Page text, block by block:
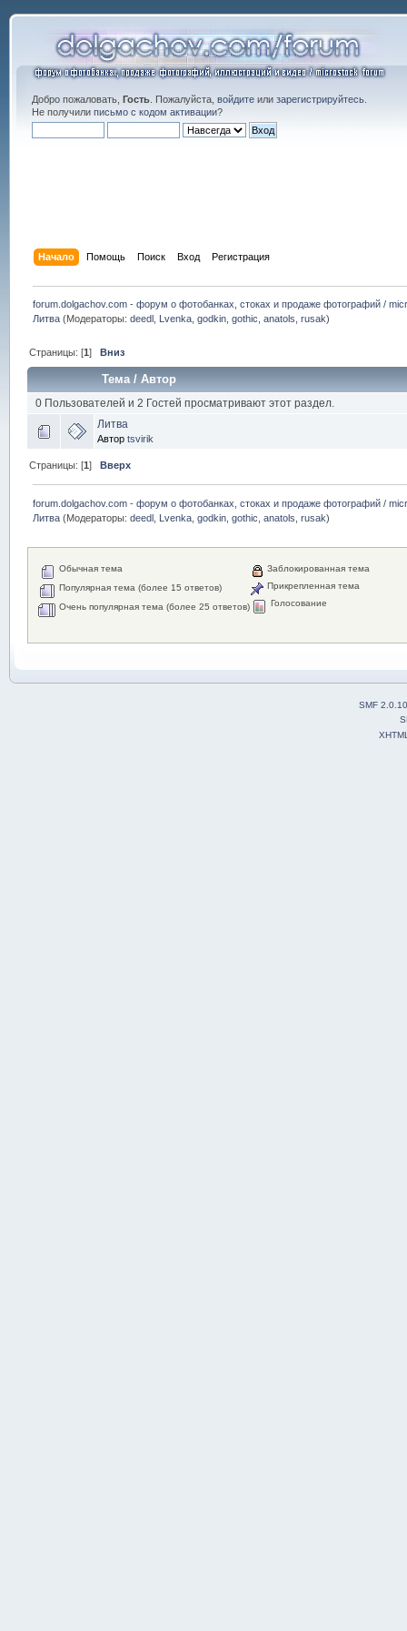
Добро пожаловать, Гость. Пожалуйста, войдитеили зарегистрируйтесь.
Не получили письмо с кодом активации?
Начало Помощь Поиск Вход Регистрация
forum.dolgachov.com - форум о фотобанках, стоках и продаже фотографий /
Литва (Модераторы:deedl Lvenka ,godkin ,gothic ,anatols ,rusak)
Страницы: [1]Вниз
Тема/ Автор
0 Пользователей и 2 Гостей просматривают этот раздел.
Литва
Автор tsvirik
Страницы: [1]Вверх
forum.dolgachov.com - форум о фотобанках, стоках и продаже фотографий /
Литва (Модераторы:deedl Lvenka ,godkin ,gothic ,anatols ,rusak)
Обычная тема
Популярная тема (более 15 ответов)
Очень популярная тема (более 25 ответов)
Заблокированная тема
Прикрепленная тема
Голосование
SMF